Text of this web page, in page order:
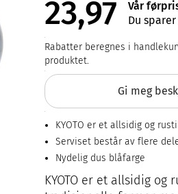
23,97
Vår
Du sparer
Rabatter beregnes i
produktet.
Gi meg
KYOTO er et allsidig og
Serviset består av flere
Nydelig dus blåfarge
KYOTO er et allsidig